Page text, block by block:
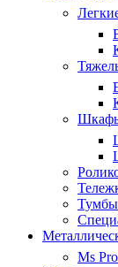
Тумбы
Ms